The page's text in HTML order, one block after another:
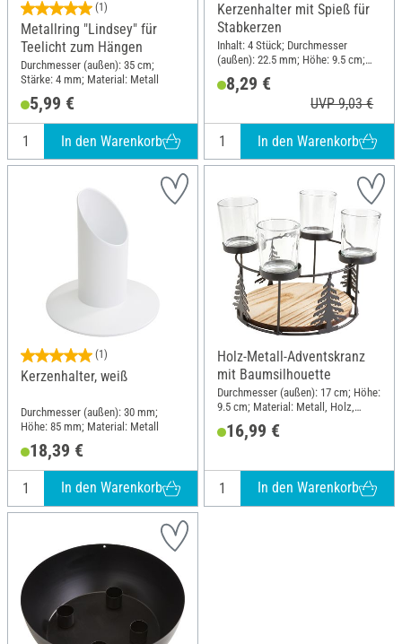
(1)
Metallring "Lindsey" für
Teelicht zum Hängen
Durchmesser (außen): 35 cm;
Stärke: 4 mm; Material: Metall
5,99 €
In den Warenkorb
Kerzenhalter mit Spieß für
Stabkerzen
Inhalt: 4 Stück; Durchmesser
(außen): 22.5 mm; Höhe: 9.5 cm;
8,29 €
UVP 9,03 €
In den Warenkorb
(1)
Kerzenhalter, weiß
Durchmesser (außen): 30 mm;
Höhe: 85 mm; Material: Metall
18,39 €
In den Warenkorb
Holz-Metall-Adventskranz
mit Baumsilhouette
Durchmesser (außen): 17 cm; Höhe:
9.5 cm; Material: Metall, Holz,
16,99 €
In den Warenkorb